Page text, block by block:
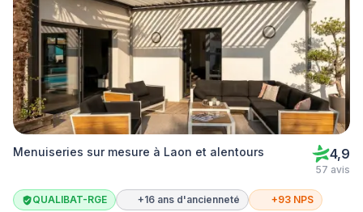
Menuiseries sur mesure à Laon et alentours 4,9
57 avis
QUALIBAT-RGE +16 ans d'ancienneté +93 NPS